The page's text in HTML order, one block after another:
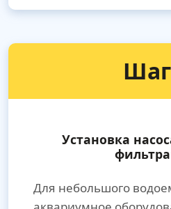
Установка
Для небольшого